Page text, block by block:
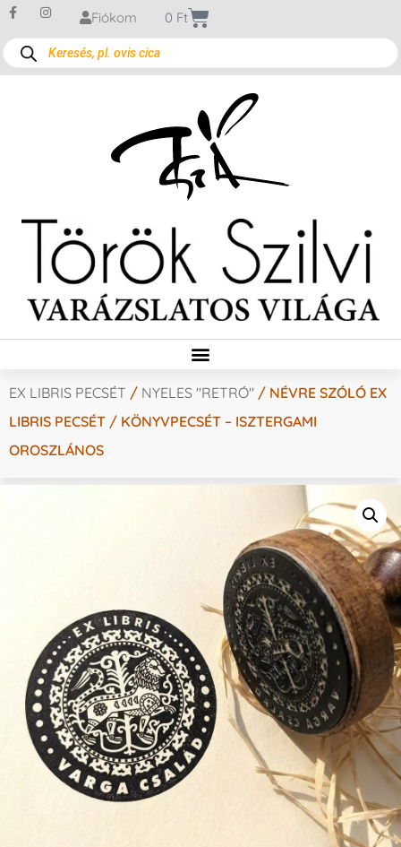
Fiókom 0 Ft
EX LIBRIS PECSÉT / NYELES "RETRÓ" / NÉVRE SZÓLÓ EX
LIBRIS PECSÉT / KÖNYVPECSÉT – ISZTERGAMI
OROSZLÁNOS